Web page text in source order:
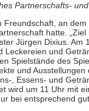
Partnerschafts-
an
hatte.
Jürgen Dixius.
und
Spielstände des
und
, Essens- und
wird um 11 Uhr
bei entsprechend